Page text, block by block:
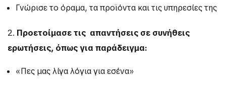
Γνώρισε το όραμα, τα προϊόντα και τις υπηρεσίες της
2. Προετοίμασε τις απαντήσεις σε συνήθεις
ερωτήσεις, όπως για παράδειγμα:
«Πες μας λίγα λόγια για εσένα»